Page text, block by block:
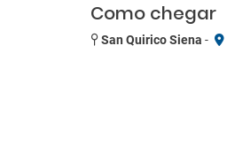
Como chegar
San Quirico Siena -